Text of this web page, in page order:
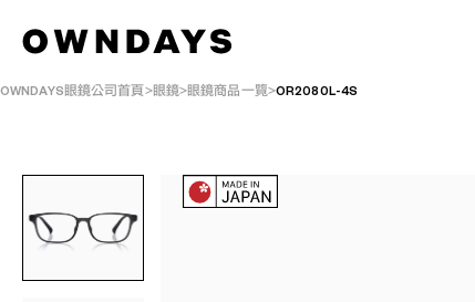
OWNDAYS眼鏡公司首頁 眼鏡 眼鏡商品一覽 OR2080L-4S